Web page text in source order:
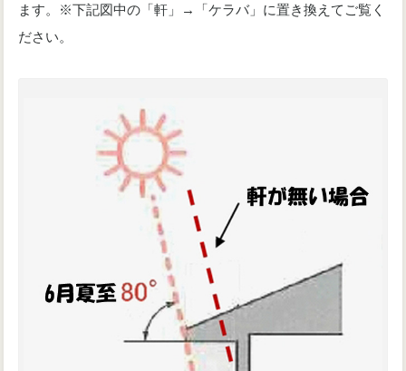
ます。※下記図中の「軒」→「ケラバ」に置き換えてご覧く
ださい。